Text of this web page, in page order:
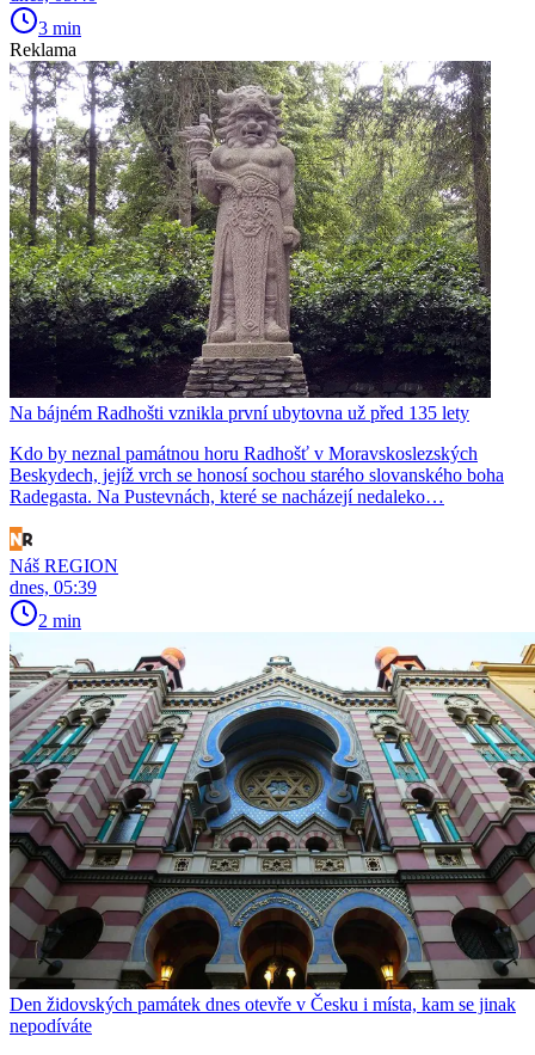
3 min
Reklama
Na bájném Radhošti vznikla první ubytovna už před 135 lety
Kdo by neznal památnou horu Radhošť v Moravskoslezských
Beskydech, jejíž vrch se honosí sochou starého slovanského boha
Radegasta. Na Pustevnách, které se nacházejí nedaleko…
Náš REGION
dnes, 05:39
2 min
Den židovských památek dnes otevře v Česku i místa, kam se jinak
nepodíváte